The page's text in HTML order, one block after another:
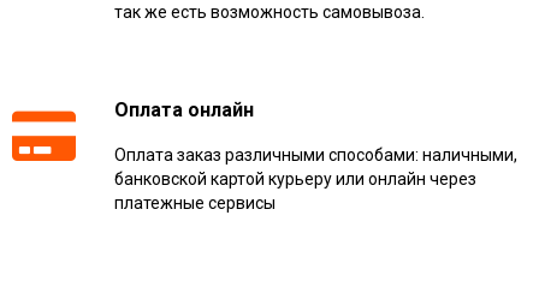
так же есть возможность самовывоза.
Оплата онлайн
Оплата заказ различными способами: наличными,
банковской картой курьеру или онлайн через
платежные сервисы